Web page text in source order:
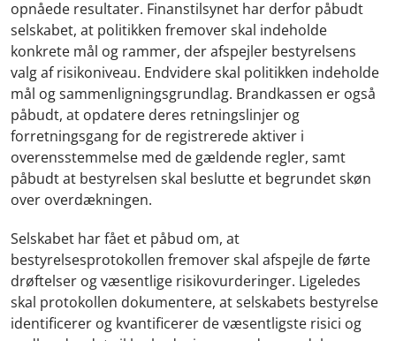
opnåede resultater. Finanstilsynet har derfor påbudt
selskabet, at politikken fremover skal indeholde
konkrete mål og rammer, der afspejler bestyrelsens
valg af risikoniveau. Endvidere skal politikken indeholde
mål og sammenligningsgrundlag. Brandkassen er også
påbudt, at opdatere deres retningslinjer og
forretningsgang for de registrerede aktiver i
overensstemmelse med de gældende regler, samt
påbudt at bestyrelsen skal beslutte et begrundet skøn
over overdækningen.
Selskabet har fået et påbud om, at
bestyrelsesprotokollen fremover skal afspejle de førte
drøftelser og væsentlige risikovurderinger. Ligeledes
skal protokollen dokumentere, at selskabets bestyrelse
identificerer og kvantificerer de væsentligste risici og